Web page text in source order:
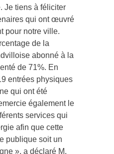
Je tiens à féliciter
qui ont œuvré
pour notre ville.
de la
abonné à la
de 71%. En
entrées physiques
qui ont été
également le
services qui
afin que cette
publique soit un
», a déclaré M.